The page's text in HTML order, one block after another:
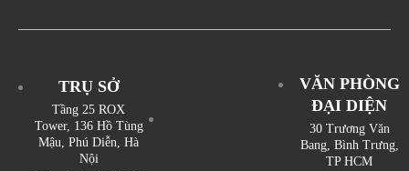
TRỤ SỞ
Tầng 25 ROX
Tower, 136 Hồ Tùng
Mậu, Phú Diễn, Hà
Nội
VĂN PHÒNG
ĐẠI DIỆN
30 Trương Văn
Bang, Bình Trưng,
TP HCM